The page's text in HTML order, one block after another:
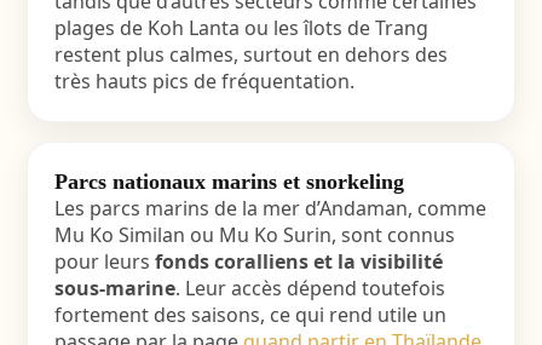
plages de Koh Lanta ou les îlots de Trang
restent plus calmes, surtout en dehors des
très hauts pics de fréquentation.
Parcs nationaux marins et snorkeling
Les parcs marins de la mer d’Andaman, comme
Mu Ko Similan ou Mu Ko Surin, sont connus
pour leurs fonds coralliens et la visibilité
sous-marine. Leur accès dépend toutefois
fortement des saisons, ce qui rend utile un